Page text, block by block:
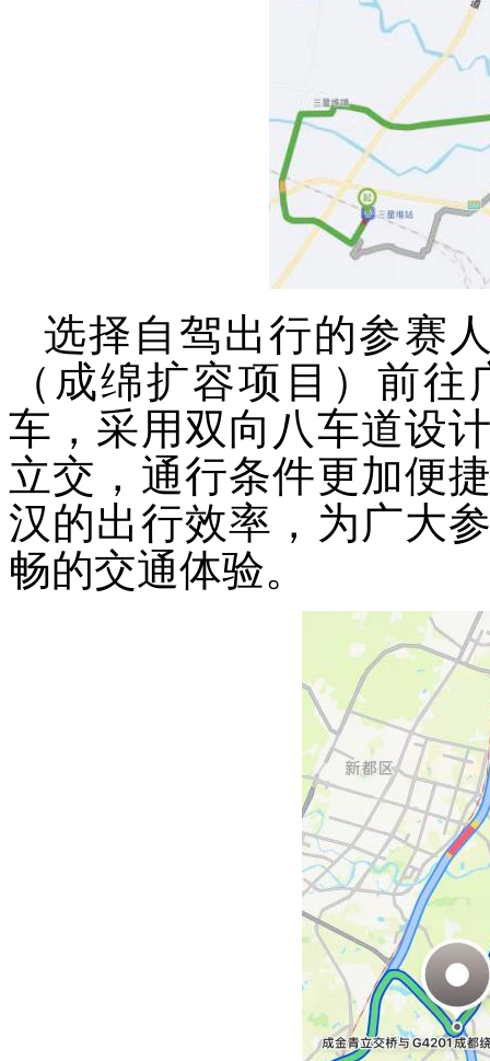
选择自驾出行的参赛
（成绵扩容项目）前
车，采用双向八车道设
立交，通行条件更加便
汉的出行效率，为广大
畅的交通体验。